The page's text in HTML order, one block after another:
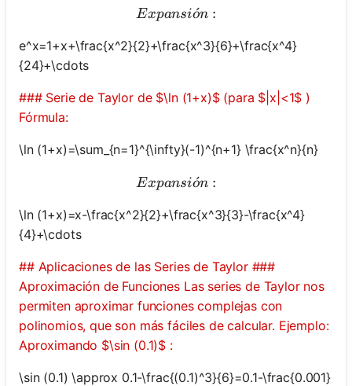
Expansión:
Expansio
ˊn :
e^x=1+x+\frac{x^2}{2}+\frac{x^3}{6}+\frac{x^4}
{24}+\cdots
### Serie de Taylor de $\ln (1+x)$ (para $|x|<1$ )
Fórmula:
\ln (1+x)=\sum_{n=1}^{\infty}(-1)^{n+1} \frac{x^n}{n}
Expansión:
Expansio
ˊn :
\ln (1+x)=x-\frac{x^2}{2}+\frac{x^3}{3}-\frac{x^4}
{4}+\cdots
## Aplicaciones de las Series de Taylor ###
Aproximación de Funciones Las series de Taylor nos
permiten aproximar funciones complejas con
polinomios, que son más fáciles de calcular. Ejemplo:
Aproximando $\sin (0.1)$ :
\sin (0.1) \approx 0.1-\frac{(0.1)^3}{6}=0.1-\frac{0.001}